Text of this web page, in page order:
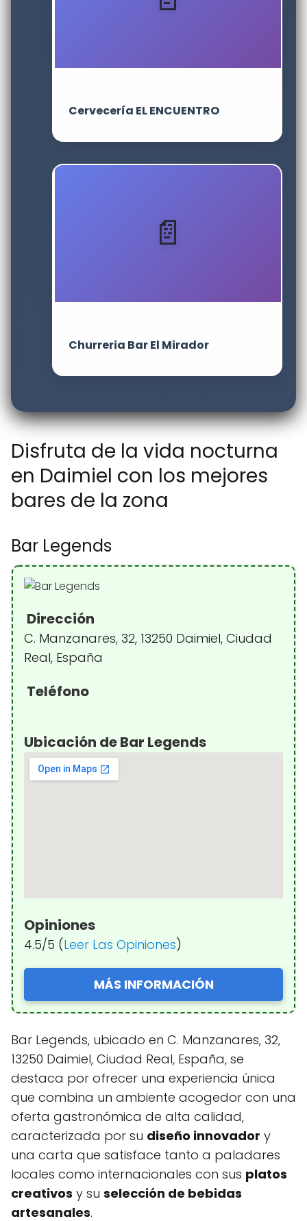
Cervecería EL ENCUENTRO
Churreria Bar El Mirador
Disfruta de la vida nocturna
en Daimiel con los mejores
bares de la zona
Bar Legends
Dirección
C. Manzanares, 32, 13250 Daimiel, Ciudad
Real, España
Teléfono
Ubicación de Bar Legends
Opiniones
4.5/5 (Leer Las Opiniones)
MÁS INFORMACIÓN
Bar Legends, ubicado en C. Manzanares, 32,
13250 Daimiel, Ciudad Real, España, se
destaca por ofrecer una experiencia única
que combina un ambiente acogedor con una
oferta gastronómica de alta calidad,
caracterizada por su diseño innovador y
una carta que satisface tanto a paladares
locales como internacionales con sus platos
creativos y su selección de bebidas
artesanales.